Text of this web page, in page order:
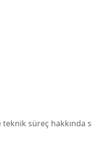
süreç hakkında